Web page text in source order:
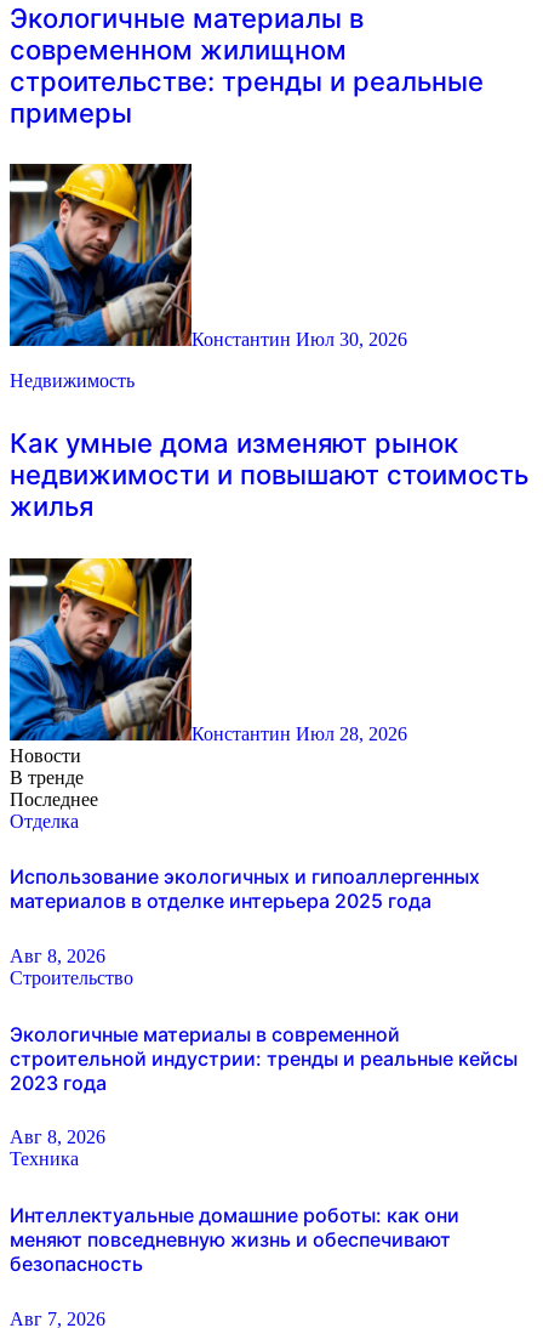
Экологичные материалы в
современном жилищном
строительстве: тренды и реальные
примеры
Константин Июл 30, 2026
Недвижимость
Как умные дома изменяют рынок
недвижимости и повышают стоимость
жилья
Константин Июл 28, 2026
Новости
В тренде
Последнее
Отделка
Использование экологичных и гипоаллергенных
материалов в отделке интерьера 2025 года
Авг 8, 2026
Строительство
Экологичные материалы в современной
строительной индустрии: тренды и реальные кейсы
2023 года
Авг 8, 2026
Техника
Интеллектуальные домашние роботы: как они
меняют повседневную жизнь и обеспечивают
безопасность
Авг 7, 2026